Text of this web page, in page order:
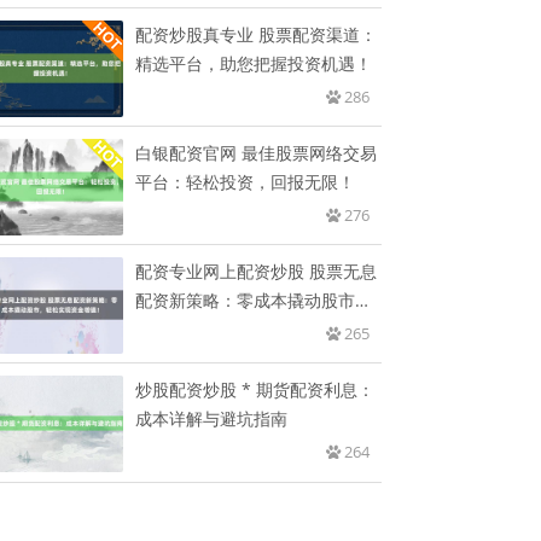
配资炒股真专业 股票配资渠道：
精选平台，助您把握投资机遇！
286
白银配资官网 最佳股票网络交易
平台：轻松投资，回报无限！
276
配资专业网上配资炒股 股票无息
配资新策略：零成本撬动股市，
265
炒股配资炒股 * 期货配资利息：
成本详解与避坑指南
264